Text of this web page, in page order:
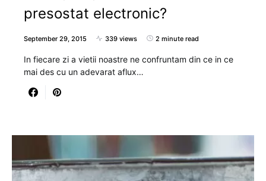
presostat electronic?
September 29, 2015 339 views 2 minute read
In fiecare zi a vietii noastre ne confruntam din ce in ce
mai des cu un adevarat aflux…